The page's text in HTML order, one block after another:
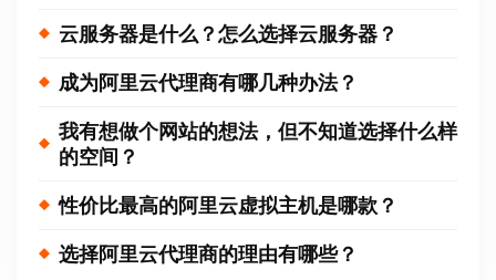
云服务器是什么？怎么选择云服务器？
成为阿里云代理商有哪几种办法？
我有想做个网站的想法，但不知道选择什么样
的空间？
性价比最高的阿里云虚拟主机是哪款？
选择阿里云代理商的理由有哪些？